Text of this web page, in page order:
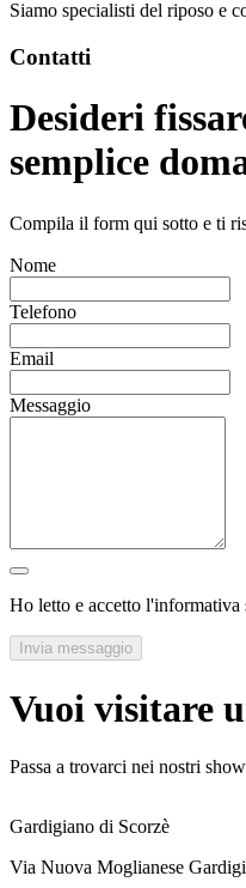
Siamo specialisti del riposo e
Contatti
Desideri
semplice
Compila il form qui sotto e ti
Nome
Telefono
Email
Messaggio
Ho letto e accetto l'informativa
Invia messaggio
Vuoi visitare
Passa a trovarci nei nostri
Gardigiano di Scorzè
Via Nuova Moglianese